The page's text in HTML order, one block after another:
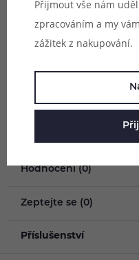
1x prázdná cartridge
Upozornění: Balení
platformy Joyetech EN
Hodnocení (0)
Zeptejte se (0)
Příslušenství
Přijmout vše nám
zpracováním a my
zážitek z nakupování.